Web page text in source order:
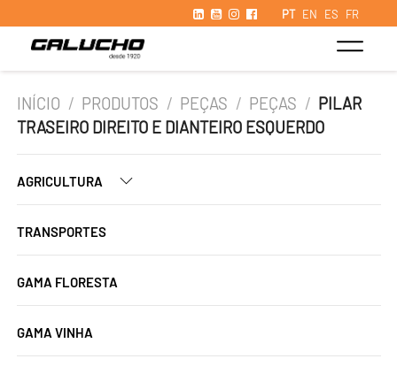
PT EN ES FR
INÍCIO / PRODUTOS / PEÇAS / PEÇAS / PILAR
TRASEIRO DIREITO E DIANTEIRO ESQUERDO
AGRICULTURA
TRANSPORTES
GAMA FLORESTA
GAMA VINHA